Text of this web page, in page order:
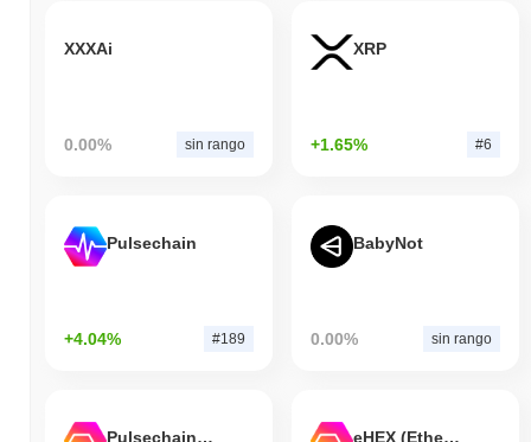
XXXAi
0.00% sin rango
XRP
+1.65% #6
Pulsechain
+4.04% #189
BabyNot
0.00% sin rango
Pulsechain Bridged HEX (Pulsechain) eHEX (Ethereum)